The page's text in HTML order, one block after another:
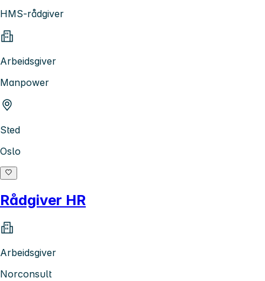
HMS-rådgiver
Arbeidsgiver
Manpower
Sted
Oslo
Rådgiver HR
Arbeidsgiver
Norconsult